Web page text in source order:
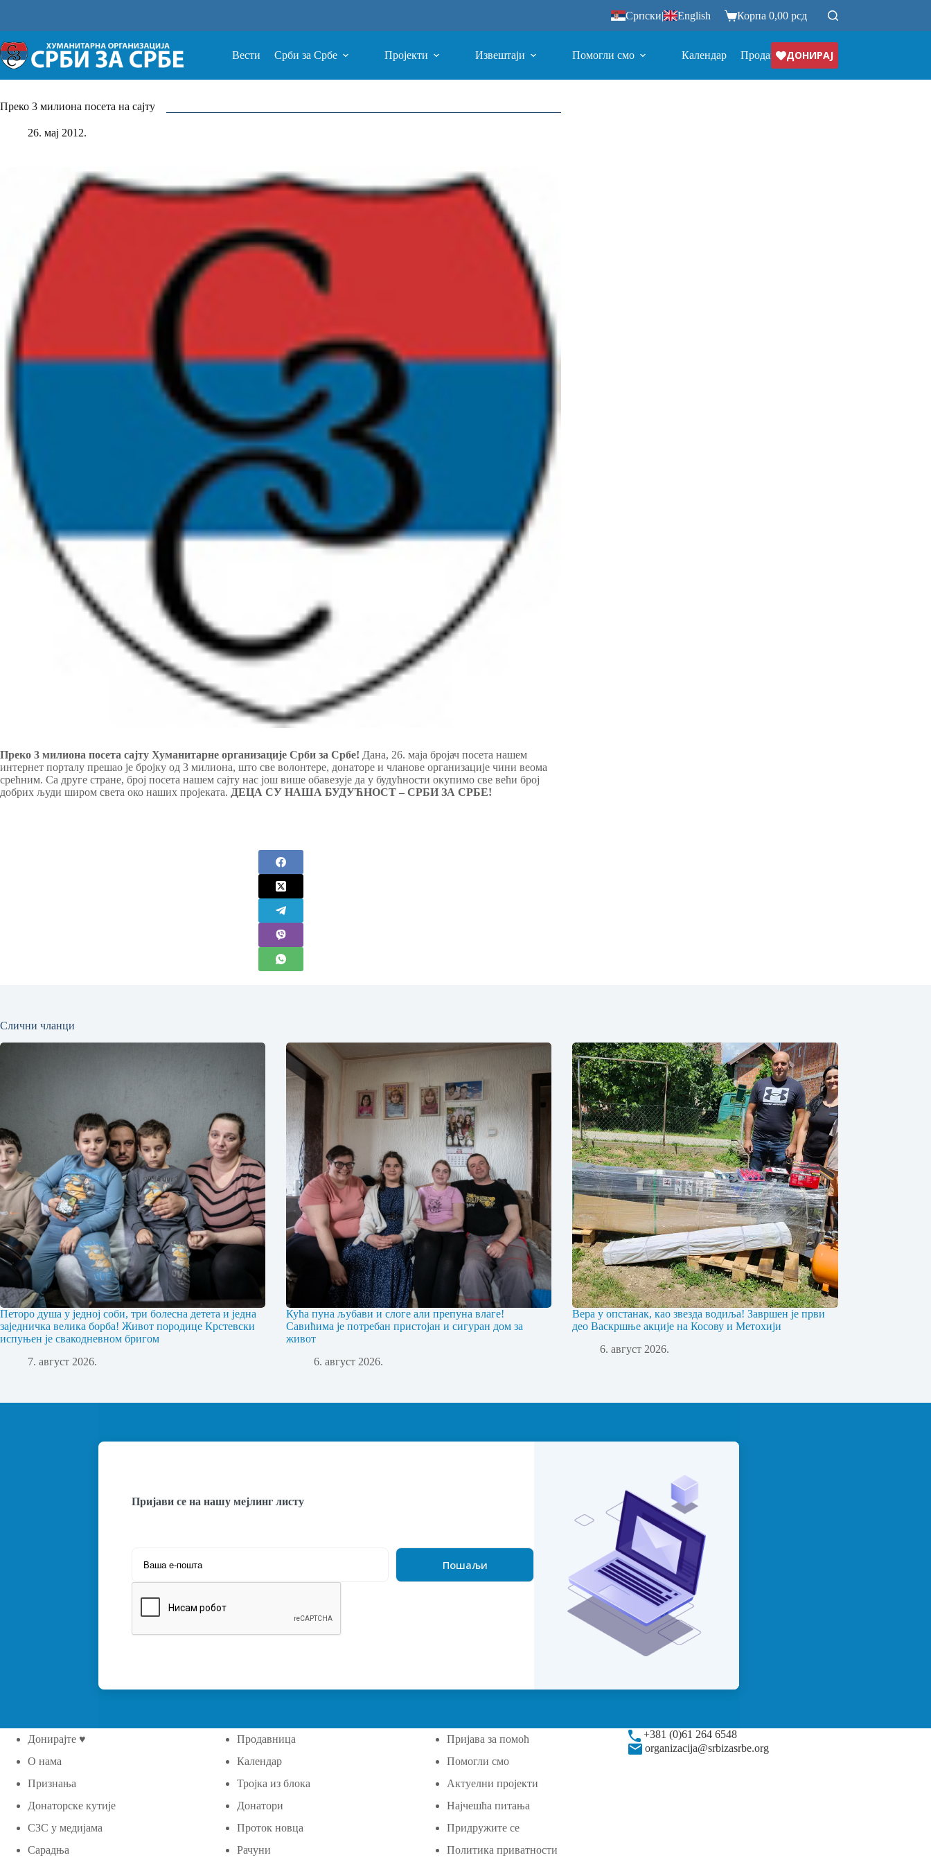
Српски| English Корпа 0,00 рсд
Вести Срби за Србе Пројекти Извештаји Помогли смо Календар ПродавницаДОНИРАЈ
Преко 3 милиона посета на сајту
26. мај 2012.
Преко 3 милиона посета сајту Хуманитарне организације Срби за Србе! Дана, 26. маја бројач посета нашем
интернет порталу прешао је бројку од 3 милиона, што све волонтере, донаторе и чланове организације чини веома
срећним. Са друге стране, број посета нашем сајту нас још више обавезује да у будућности окупимо све већи број
добрих људи широм света око наших пројеката. ДЕЦА СУ НАША БУДУЋНОСТ – СРБИ ЗА СРБЕ!
Слични чланци
Петоро душа у једној соби, три болесна детета и једна
заједничка велика борба! Живот породице Крстевски
испуњен је свакодневном бригом
7. август 2026.
Кућа пуна љубави и слоге али препуна влаге!
Савићима је потребан пристојан и сигуран дом за
живот
6. август 2026.
Вера у опстанак, као звезда водиља! Завршен је први
део Васкршње акције на Косову и Метохији
6. август 2026.
Пријави се на нашу мејлинг листу
Донирајте ♥
О нама
Признања
Донаторске кутије
СЗС у медијама
Сарадња
Продавница
Календар
Тројка из блока
Донатори
Проток новца
Рачуни
Пријава за помоћ
Помогли смо
Актуелни пројекти
Најчешћа питања
Придружите се
Политика приватности
+381 (0)61 264 6548
organizacija@srbizasrbe.org